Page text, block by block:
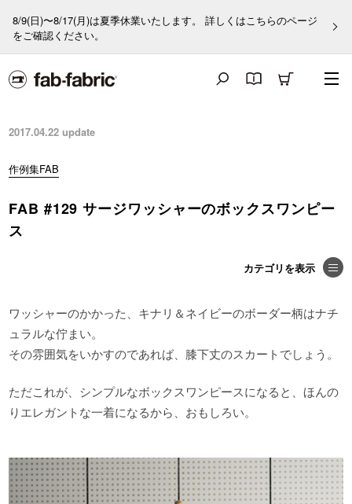
8/9(日)〜8/17(月)は夏季休業いたします。 詳しくはこちらのページ
をご確認ください。
2017.04.22 update
作例集FAB
FAB #129 サージワッシャーのボックスワンピー
ス
ワッシャーのかかった、キナリ＆ネイビーのボーダー柄はナチ
ュラルな佇まい。
その雰囲気をいかすのであれば、膝下丈のスカートでしょう。
ただこれが、シンプルなボックスワンピースになると、ほんの
りエレガントな一着になるから、おもしろい。